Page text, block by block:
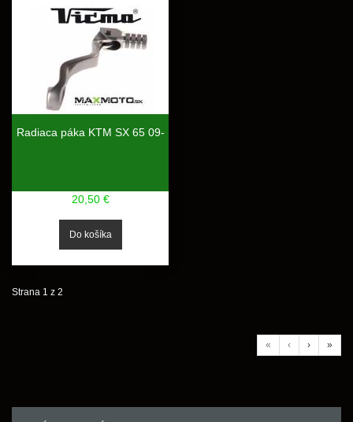
Radiaca páka KTM SX 65 09-
20,50 €
Strana 1 z 2
« ‹ › »